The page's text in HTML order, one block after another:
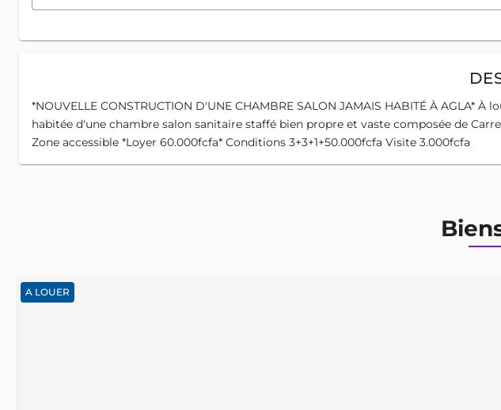
*NOUVELLE CONSTRUCTION D'UNE CHAMBRE SALON JAMAIS HABITÉ À
habitée d'une chambre salon sanitaire staffé bien propre et vaste composée de
Zone accessible *Loyer 60.000fcfa* Conditions 3+3+1+50.000fcfa Visite 3.000fcfa
A LOUER